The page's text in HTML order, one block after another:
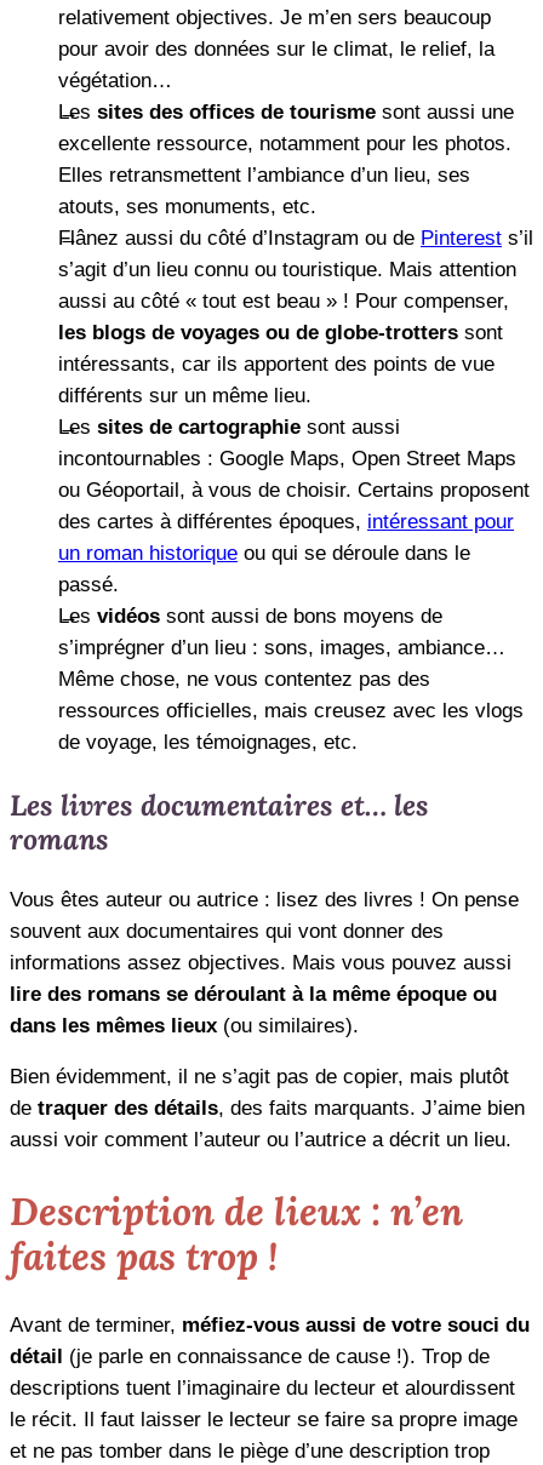
relativement objectives. Je m’en sers beaucoup
pour avoir des données sur le climat, le relief, la
végétation…
Les sites des offices de tourisme sont aussi une
excellente ressource, notamment pour les photos.
Elles retransmettent l’ambiance d’un lieu, ses
atouts, ses monuments, etc.
Flânez aussi du côté d’Instagram ou de Pinterest s’il
s’agit d’un lieu connu ou touristique. Mais attention
aussi au côté « tout est beau » ! Pour compenser,
les blogs de voyages ou de globe-trotters sont
intéressants, car ils apportent des points de vue
différents sur un même lieu.
Les sites de cartographie sont aussi
incontournables : Google Maps, Open Street Maps
ou Géoportail, à vous de choisir. Certains proposent
des cartes à différentes époques, intéressant pour
un roman historique ou qui se déroule dans le
passé.
Les vidéos sont aussi de bons moyens de
s’imprégner d’un lieu : sons, images, ambiance…
Même chose, ne vous contentez pas des
ressources officielles, mais creusez avec les vlogs
de voyage, les témoignages, etc.
Les livres documentaires et… les
romans
Vous êtes auteur ou autrice : lisez des livres ! On pense
souvent aux documentaires qui vont donner des
informations assez objectives. Mais vous pouvez aussi
lire des romans se déroulant à la même époque ou
dans les mêmes lieux (ou similaires).
Bien évidemment, il ne s’agit pas de copier, mais plutôt
de traquer des détails, des faits marquants. J’aime bien
aussi voir comment l’auteur ou l’autrice a décrit un lieu.
Description de lieux : n’en
faites pas trop !
Avant de terminer, méfiez-vous aussi de votre souci du
détail (je parle en connaissance de cause !). Trop de
descriptions tuent l’imaginaire du lecteur et alourdissent
le récit. Il faut laisser le lecteur se faire sa propre image
et ne pas tomber dans le piège d’une description trop